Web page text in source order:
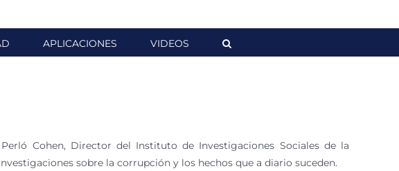
APLICACIONES VIDEOS
Cohen, Director del Instituto de Investigaciones Sociales de la
sobre la corrupción y los hechos que a diario suceden.